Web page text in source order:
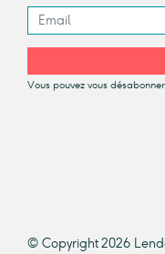
Vous pouvez vous
© Copyright 2026